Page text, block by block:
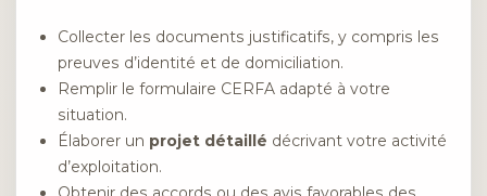
Collecter les documents justificatifs, y compris les
preuves d’identité et de domiciliation.
Remplir le formulaire CERFA adapté à votre
situation.
Élaborer un projet détaillé décrivant votre activité
d’exploitation.